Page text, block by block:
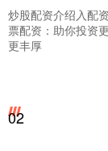
炒股配资介绍入配
票配资：助你投资
更丰厚
02